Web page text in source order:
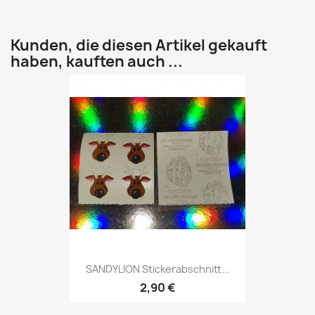
Kunden, die diesen Artikel gekauft
haben, kauften auch ...
SANDYLION Stickerabschnitt...
2,90 €